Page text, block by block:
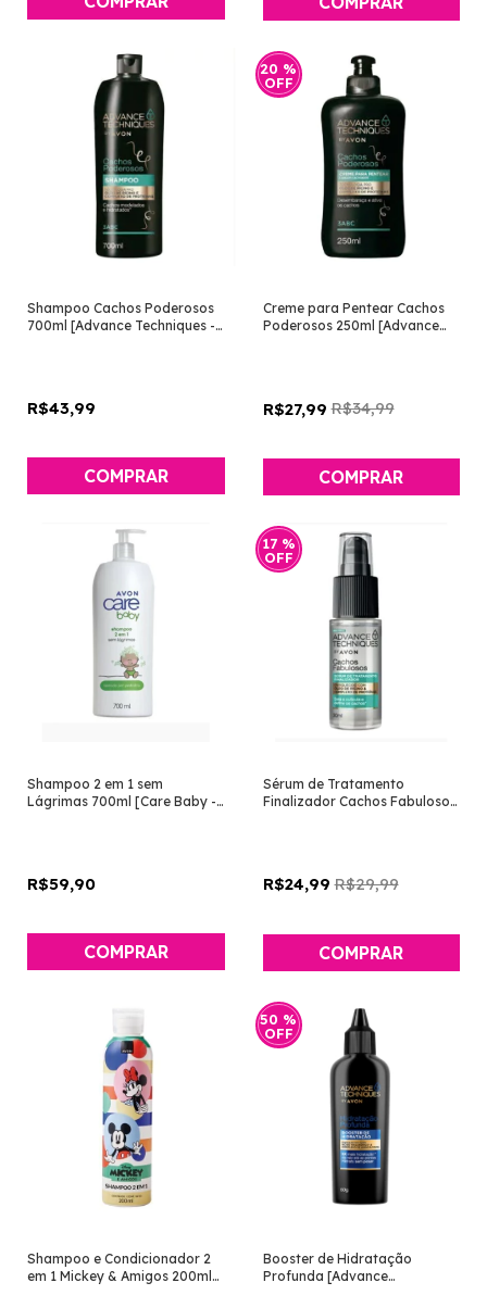
Shampoo Cachos Poderosos
700ml [Advance Techniques -
R$43,99
20 %
OFF
Creme para Pentear Cachos
Poderosos 250ml [Advance
R$27,99 R$34,99
Shampoo 2 em 1 sem
Lágrimas 700ml [Care Baby -
R$59,90
17 %
OFF
Sérum de Tratamento
Finalizador Cachos Fabulosos
R$24,99 R$29,99
Shampoo e Condicionador 2
em 1 Mickey & Amigos 200ml
50 %
OFF
Booster de Hidratação
Profunda [Advance